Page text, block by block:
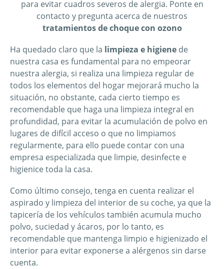
para evitar cuadros severos de alergia. Ponte en
contacto y pregunta acerca de nuestros
tratamientos de choque con ozono
Ha quedado claro que la limpieza e higiene de
nuestra casa es fundamental para no empeorar
nuestra alergia, si realiza una limpieza regular de
todos los elementos del hogar mejorará mucho la
situación, no obstante, cada cierto tiempo es
recomendable que haga una limpieza integral en
profundidad, para evitar la acumulación de polvo en
lugares de difícil acceso o que no limpiamos
regularmente, para ello puede contar con una
empresa especializada que limpie, desinfecte e
higienice toda la casa.
Como último consejo, tenga en cuenta realizar el
aspirado y limpieza del interior de su coche, ya que la
tapicería de los vehículos también acumula mucho
polvo, suciedad y ácaros, por lo tanto, es
recomendable que mantenga limpio e higienizado el
interior para evitar exponerse a alérgenos sin darse
cuenta.